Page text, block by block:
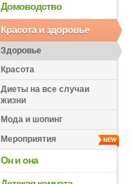
Домоводство
Красота и здоровье
Здоровье
Красота
Диеты на все случаи
жизни
Мода и шопинг
Мероприятия
Он и она